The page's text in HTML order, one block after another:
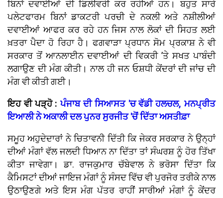
ਬਿਨਾਂ ਦਵਾਈਆਂ ਦੀ ਡਿਲੀਵਰੀ ਕਰ ਰਹੀਆਂ ਹਨ। ਬਹੁਤ ਸਾਰੇ
ਪਲੇਟਫਾਰਮ ਬਿਨਾਂ ਡਾਕਟਰੀ ਪਰਚੀ ਦੇ ਨਕਲੀ ਅਤੇ ਨਸ਼ੀਲੀਆਂ
ਦਵਾਈਆਂ ਆਫਰ ਕਰ ਰਹੇ ਹਨ ਜਿਸ ਨਾਲ ਲੋਕਾਂ ਦੀ ਸਿਹਤ ਲਈ
ਖ਼ਤਰਾ ਪੈਦਾ ਹੋ ਰਿਹਾ ਹੈ। ਫਗਵਾੜਾ ਪ੍ਰਧਾਨ ਸੋਮ ਪ੍ਰਕਾਸ਼ ਨੇ ਵੀ
ਸਰਕਾਰ ਤੋਂ ਆਨਲਾਈਨ ਦਵਾਈਆਂ ਦੀ ਵਿਕਰੀ ’ਤੇ ਸਖਤ ਪਾਬੰਦੀ
ਲਗਾਉਣ ਦੀ ਮੰਗ ਕੀਤੀ। ਨਾਲ ਹੀ ਜਨ ਓਸ਼ਧੀ ਕੇਂਦਰਾਂ ਦੀ ਜਾਂਚ ਦੀ
ਮੰਗ ਵੀ ਕੀਤੀ ਗਈ।
ਇਹ ਵੀ ਪੜ੍ਹੋ : ਪੰਜਾਬ ਦੀ ਸਿਆਸਤ 'ਚ ਵੱਡੀ ਹਲਚਲ, ਮਨਪ੍ਰੀਤ
ਇਆਲੀ ਨੇ ਅਕਾਲੀ ਦਲ ਪੁਨਰ ਸੁਰਜੀਤ 'ਚੋਂ ਦਿੱਤਾ ਅਸਤੀਫ਼ਾ
ਸਮੂਹ ਅਹੁਦੇਦਾਰਾਂ ਨੇ ਚਿਤਾਵਨੀ ਦਿੱਤੀ ਕਿ ਜੇਕਰ ਸਰਕਾਰ ਨੇ ਉਨ੍ਹਾਂ
ਦੀਆਂ ਮੰਗਾਂ ਵੱਲ ਜਲਦੀ ਧਿਆਨ ਨਾ ਦਿੱਤਾ ਤਾਂ ਸੰਘਰਸ਼ ਨੂੰ ਹੋਰ ਤਿੱਖਾ
ਕੀਤਾ ਜਾਵੇਗਾ। ਡਾ. ਰਾਜਕੁਮਾਰ ਚੱਬੇਵਾਲ ਨੇ ਭਰੋਸਾ ਦਿੱਤਾ ਕਿ
ਕੈਮਿਸਟਾਂ ਦੀਆਂ ਜਾਇਜ ਮੰਗਾਂ ਨੂੰ ਸੰਸਦ ਵਿੱਚ ਵੀ ਪੁਰਜੋਰ ਤਰੀਕੇ ਨਾਲ
ਉਠਾਉਣਗੇ ਅਤੇ ਇਸ ਮੰਗ ਪੱਤਰ ਰਾਹੀਂ ਸਾਰੀਆਂ ਮੰਗਾਂ ਨੂੰ ਕੇਂਦਰ